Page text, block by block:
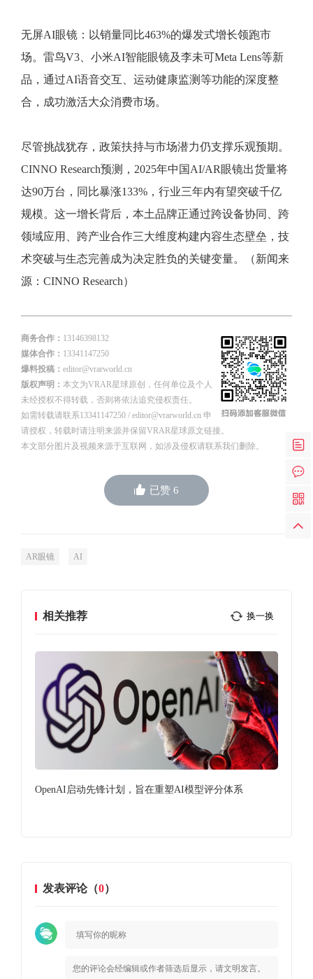
无屏AI眼镜：以销量同比463%的爆发式增长领跑市
场。雷鸟V3、小米AI智能眼镜及李未可Meta Lens等新
品，通过AI语音交互、运动健康监测等功能的深度整
合，成功激活大众消费市场。
尽管挑战犹存，政策扶持与市场潜力仍支撑乐观预期。
CINNO Research预测，2025年中国AI/AR眼镜出货量将
达90万台，同比暴涨133%，行业三年内有望突破千亿
规模。这一增长背后，本土品牌正通过跨设备协同、跨
领域应用、跨产业合作三大维度构建内容生态壁垒，技
术突破与生态完善成为决定胜负的关键变量。（新闻来
源：CINNO Research）
商务合作： 13146398132
媒体合作： 13341147250
爆料投稿： editor@vrarworld.cn
版权声明： 本文为VRAR星球原创，任何单位及个人
未经授权不得转载，否则将依法追究侵权责任。
如需转载请联系13341147250 / editor@vrarworld.cn 申
请授权，转载时请注明来源并保留VRAR星球原文链接。
本文部分图片及视频来源于互联网，如涉及侵权请联系我们删除。
已赞 6
AR眼镜 AI
相关推荐 换一换
OpenAI启动先锋计划，旨在重塑AI模型评分体系
发表评论（0）